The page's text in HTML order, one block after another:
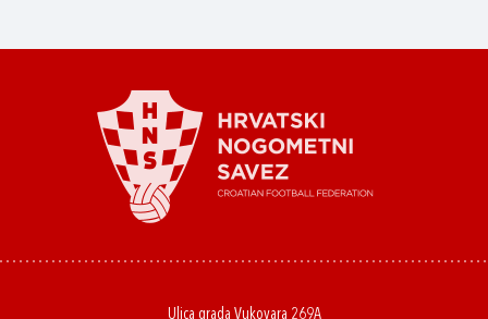
Ulica grada Vukovara 269A